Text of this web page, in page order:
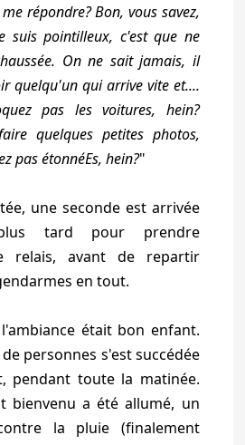
répondre? Bon, vous savez,
suis pointilleux, c'est que ne
On ne sait jamais, il
quelqu'un qui arrive vite et....
pas les voitures, hein?
quelques petites photos,
pas étonnéEs, hein?"
une seconde est arrivée
tard pour prendre
relais, avant de repartir
en tout.
était bon enfant.
personnes s'est succédée
pendant toute la matinée.
bienvenu a été allumé, un
la pluie (finalement